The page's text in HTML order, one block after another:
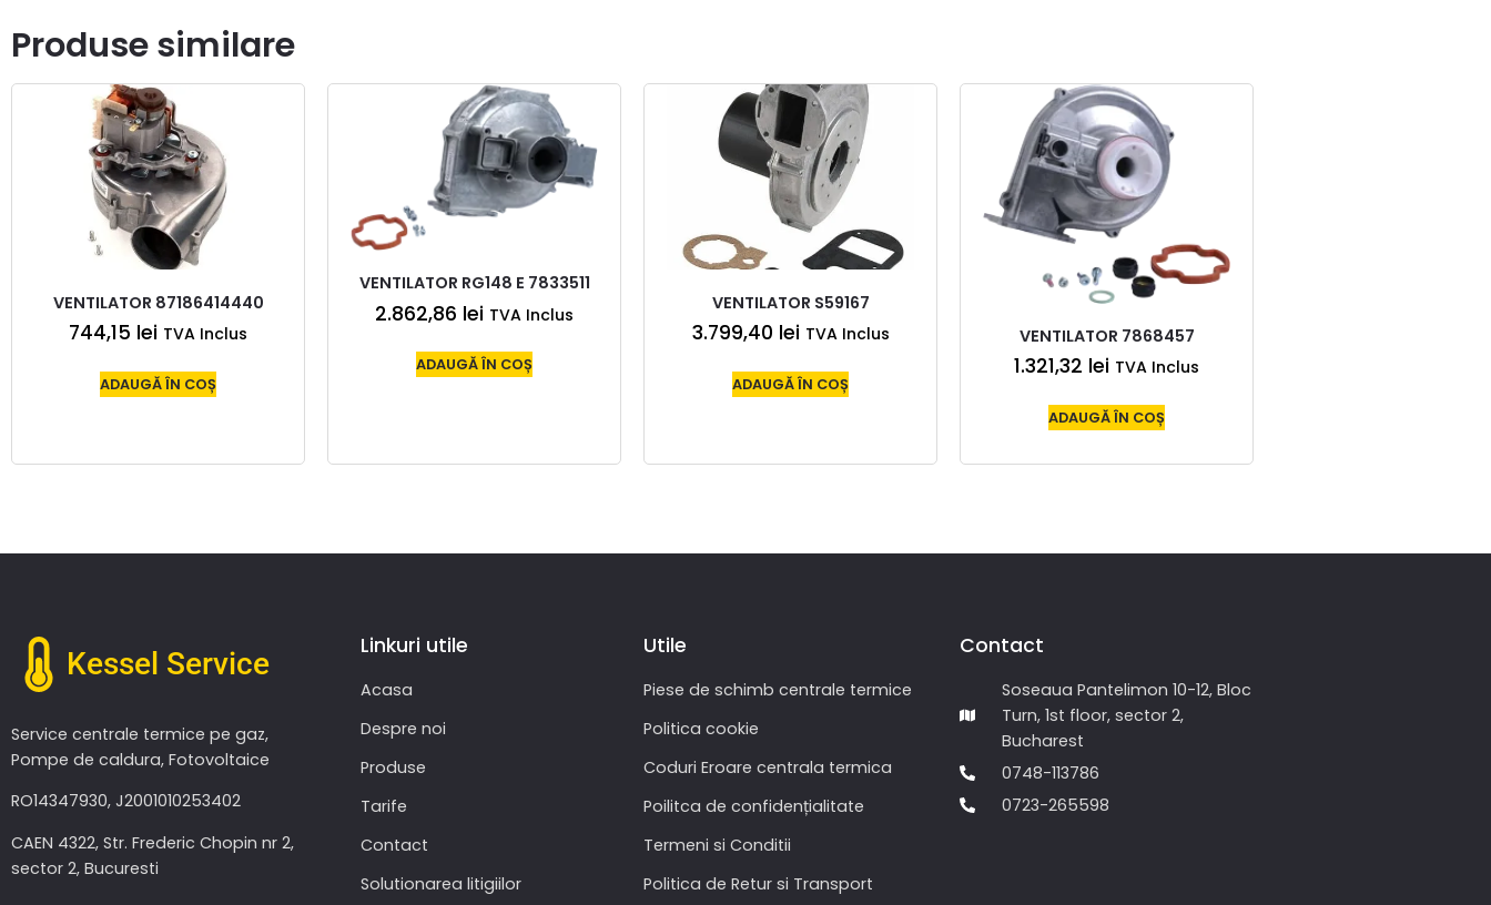
Produse similare
VENTILATOR 87186414440
744,15 lei TVA Inclus
ADAUGĂ ÎN COȘ
VENTILATOR RG148 E 7833511
2.862,86 lei TVA Inclus
ADAUGĂ ÎN COȘ
VENTILATOR S59167
3.799,40 lei TVA Inclus
ADAUGĂ ÎN COȘ
VENTILATOR 7868457
1.321,32 lei TVA Inclus
ADAUGĂ ÎN COȘ
Kessel Service
Service centrale termice pe gaz,
Pompe de caldura, Fotovoltaice
RO14347930, J2001010253402
CAEN 4322, Str. Frederic Chopin nr 2,
sector 2, Bucuresti
Linkuri utile
Acasa
Despre noi
Produse
Tarife
Contact
Solutionarea litigiilor
Utile
Piese de schimb centrale termice
Politica cookie
Coduri Eroare centrala termica
Poilitca de confidențialitate
Termeni si Conditii
Politica de Retur si Transport
Contact
Soseaua Pantelimon 10-12, Bloc
Turn, 1st floor, sector 2,
Bucharest
0748-113786
0723-265598